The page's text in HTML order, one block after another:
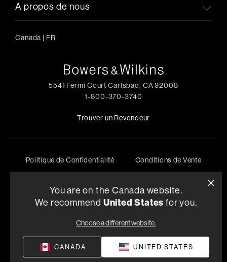
A propos de nous
Canada | FR
5541 Fermi Court Carlsbad, CA 92008
1-800-370-3740
Trouver un Revendeur
Politique de Confidentialité
Conditions de Vente
rights reserved.
You are on the Canada website.
We recommend United States for you.
Choose a different website.
CANADA UNITED STATES